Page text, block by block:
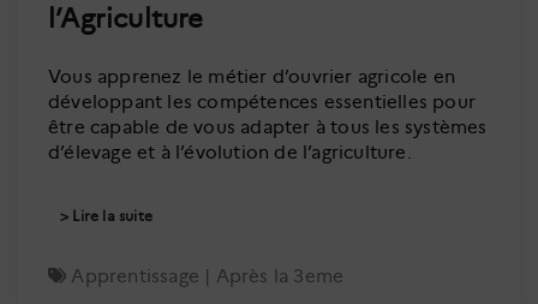
l’Agriculture
Vous apprenez le métier d’ouvrier agricole en
développant les compétences essentielles pour
être capable de vous adapter à tous les systèmes
d’élevage et à l’évolution de l’agriculture.
Lire la suite
Apprentissage | Après la 3eme